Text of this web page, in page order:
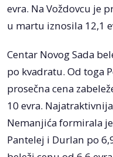
evra. Na Voždovcu je
u martu iznosila 12,1
Centar Novog Sada
po kvadratu. Od toga
prosečna cena
10 evra.
Nemanjića formirala
Pantelej i Durlan po